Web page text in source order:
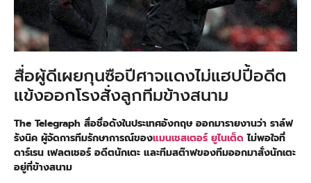
สื่อผู้ดีเผยกุนซือปีศาจแดงไม่แฮปปี้อดีต
แข้งออกโรงสั่งลูกทีมข้างสนาม
The Telegraph สื่อชื่อดังในประเทศอังกฤษ ออกมารายงานว่า ราล์ฟ
รังนิค ผู้จัดการทีมรักษาการณ์ของแมนเชสเตอร์ ยูไนเต็ด ไม่พอใจที่
ดาร์เรน เฟลตเชอร์ อดีตนักเตะ และทีมสต๊าฟของทีมออกมาสั่งนักเตะ
อยู่ที่ข้างสนาม